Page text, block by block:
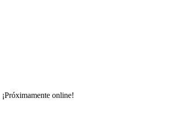
¡Próximamente online!